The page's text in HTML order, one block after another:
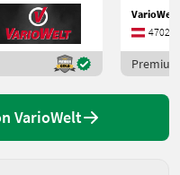
VarioWelt
4702
VarioWelt